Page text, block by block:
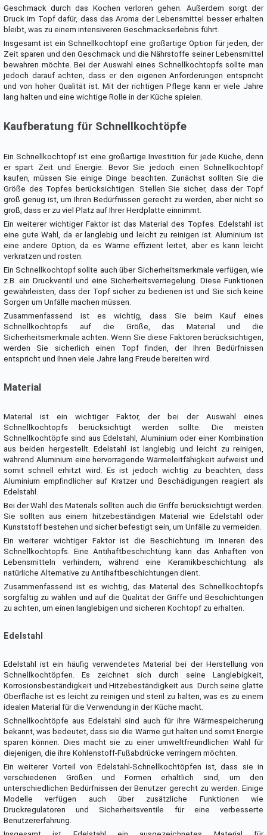
Geschmack durch das Kochen verloren gehen. Außerdem sorgt der
Druck im Topf dafür, dass das Aroma der Lebensmittel besser erhalten
bleibt, was zu einem intensiveren Geschmackserlebnis führt.
Insgesamt ist ein Schnellkochtopf eine großartige Option für jeden, der
Zeit sparen und den Geschmack und die Nährstoffe seiner Lebensmittel
bewahren möchte. Bei der Auswahl eines Schnellkochtopfs sollte man
jedoch darauf achten, dass er den eigenen Anforderungen entspricht
und von hoher Qualität ist. Mit der richtigen Pflege kann er viele Jahre
lang halten und eine wichtige Rolle in der Küche spielen.
Kaufberatung für Schnellkochtöpfe
Ein Schnellkochtopf ist eine großartige Investition für jede Küche, denn
er spart Zeit und Energie. Bevor Sie jedoch einen Schnellkochtopf
kaufen, müssen Sie einige Dinge beachten. Zunächst sollten Sie die
Größe des Topfes berücksichtigen. Stellen Sie sicher, dass der Topf
groß genug ist, um Ihren Bedürfnissen gerecht zu werden, aber nicht so
groß, dass er zu viel Platz auf Ihrer Herdplatte einnimmt.
Ein weiterer wichtiger Faktor ist das Material des Topfes. Edelstahl ist
eine gute Wahl, da er langlebig und leicht zu reinigen ist. Aluminium ist
eine andere Option, da es Wärme effizient leitet, aber es kann leicht
verkratzen und rosten.
Ein Schnellkochtopf sollte auch über Sicherheitsmerkmale verfügen, wie
z.B. ein Druckventil und eine Sicherheitsverriegelung. Diese Funktionen
gewährleisten, dass der Topf sicher zu bedienen ist und Sie sich keine
Sorgen um Unfälle machen müssen.
Zusammenfassend ist es wichtig, dass Sie beim Kauf eines
Schnellkochtopfs auf die Größe, das Material und die
Sicherheitsmerkmale achten. Wenn Sie diese Faktoren berücksichtigen,
werden Sie sicherlich einen Topf finden, der Ihren Bedürfnissen
entspricht und Ihnen viele Jahre lang Freude bereiten wird.
Material
Material ist ein wichtiger Faktor, der bei der Auswahl eines
Schnellkochtopfs berücksichtigt werden sollte. Die meisten
Schnellkochtöpfe sind aus Edelstahl, Aluminium oder einer Kombination
aus beiden hergestellt. Edelstahl ist langlebig und leicht zu reinigen,
während Aluminium eine hervorragende Wärmeleitfähigkeit aufweist und
somit schnell erhitzt wird. Es ist jedoch wichtig zu beachten, dass
Aluminium empfindlicher auf Kratzer und Beschädigungen reagiert als
Edelstahl.
Bei der Wahl des Materials sollten auch die Griffe berücksichtigt werden.
Sie sollten aus einem hitzebeständigen Material wie Edelstahl oder
Kunststoff bestehen und sicher befestigt sein, um Unfälle zu vermeiden.
Ein weiterer wichtiger Faktor ist die Beschichtung im Inneren des
Schnellkochtopfs. Eine Antihaftbeschichtung kann das Anhaften von
Lebensmitteln verhindern, während eine Keramikbeschichtung als
natürliche Alternative zu Antihaftbeschichtungen dient.
Zusammenfassend ist es wichtig, das Material des Schnellkochtopfs
sorgfältig zu wählen und auf die Qualität der Griffe und Beschichtungen
zu achten, um einen langlebigen und sicheren Kochtopf zu erhalten.
Edelstahl
Edelstahl ist ein häufig verwendetes Material bei der Herstellung von
Schnellkochtöpfen. Es zeichnet sich durch seine Langlebigkeit,
Korrosionsbeständigkeit und Hitzebeständigkeit aus. Durch seine glatte
Oberfläche ist es leicht zu reinigen und steril zu halten, was es zu einem
idealen Material für die Verwendung in der Küche macht.
Schnellkochtöpfe aus Edelstahl sind auch für ihre Wärmespeicherung
bekannt, was bedeutet, dass sie die Wärme gut halten und somit Energie
sparen können. Dies macht sie zu einer umweltfreundlichen Wahl für
diejenigen, die ihre Kohlenstoff-Fußabdrücke verringern möchten.
Ein weiterer Vorteil von Edelstahl-Schnellkochtöpfen ist, dass sie in
verschiedenen Größen und Formen erhältlich sind, um den
unterschiedlichen Bedürfnissen der Benutzer gerecht zu werden. Einige
Modelle verfügen auch über zusätzliche Funktionen wie
Druckregulatoren und Sicherheitsventile für eine verbesserte
Benutzererfahrung.